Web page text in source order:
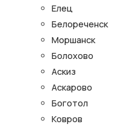
Елец
Белореченск
Моршанск
Болохово
Аскиз
Аскарово
Боготол
Ковров